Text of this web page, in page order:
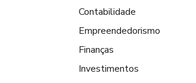
Contabilidade
Empreendedorismo
Finanças
Investimentos